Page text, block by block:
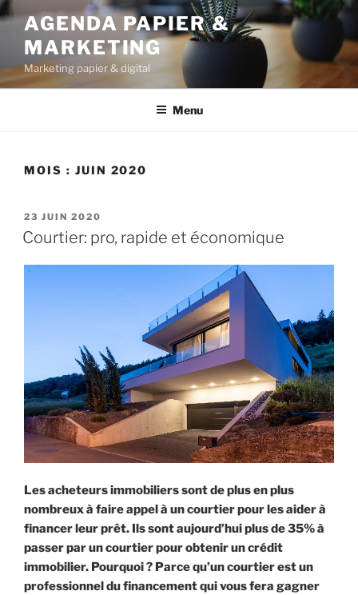
Aller
contenu
principal
AGENDA PAPIER &
MARKETING
Marketing papier & digital
Menu
MOIS : JUIN 2020
PUBLIÉ
LE
23 JUIN 2020
Courtier: pro, rapide et économique
Les acheteurs immobiliers sont de plus en plus
nombreux à faire appel à un courtier pour les aider à
financer leur prêt. Ils sont aujourd’hui plus de 35% à
passer par un courtier pour obtenir un crédit
immobilier. Pourquoi ? Parce qu’un courtier est un
professionnel du financement qui vous fera gagner